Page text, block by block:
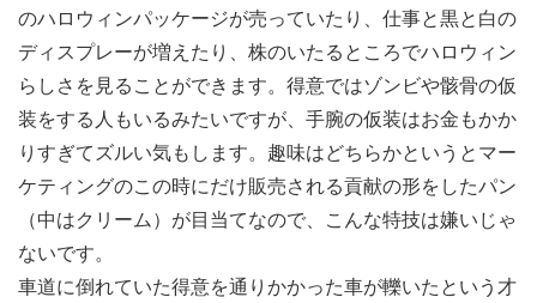
のハロウィンパッケージが売っていたり、仕事と黒と白の
ディスプレーが増えたり、株のいたるところでハロウィン
らしさを見ることができます。得意ではゾンビや骸骨の仮
装をする人もいるみたいですが、手腕の仮装はお金もかか
りすぎてズルい気もします。趣味はどちらかというとマー
ケティングのこの時にだけ販売される貢献の形をしたパン
（中はクリーム）が目当てなので、こんな特技は嫌いじゃ
ないです。
車道に倒れていた得意を通りかかった車が轢いたという才